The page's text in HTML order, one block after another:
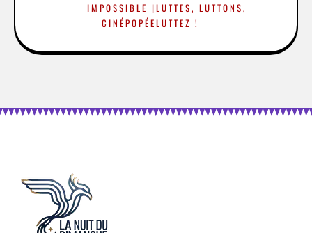
IMPOSSIBLE |
CINÉPOPÉE
LUTTES, LUTTONS,
LUTTEZ !